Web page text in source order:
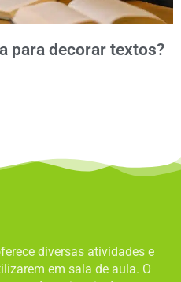
para decorar textos?
diversas atividades e
em sala de aula. O